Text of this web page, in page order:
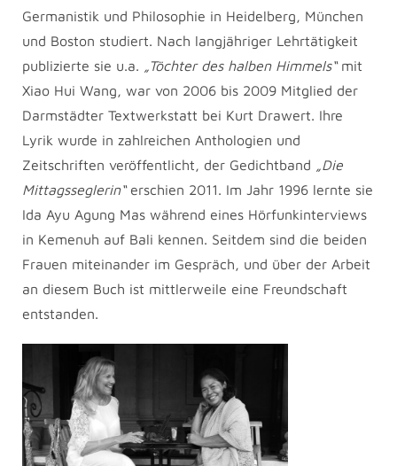
Germanistik und Philosophie in Heidelberg, München
und Boston studiert. Nach langjähriger Lehrtätigkeit
publizierte sie u.a. „Töchter des halben Himmels“mit
Xiao Hui Wang, war von 2006 bis 2009 Mitglied der
Darmstädter Textwerkstatt bei Kurt Drawert. Ihre
Lyrik wurde in zahlreichen Anthologien und
Zeitschriften veröffentlicht, der Gedichtband „Die
Mittagsseglerin“ erschien 2011. Im Jahr 1996 lernte sie
Ida Ayu Agung Mas während eines Hörfunkinterviews
in Kemenuh auf Bali kennen. Seitdem sind die beiden
Frauen miteinander im Gespräch, und über der Arbeit
an diesem Buch ist mittlerweile eine Freundschaft
entstanden.